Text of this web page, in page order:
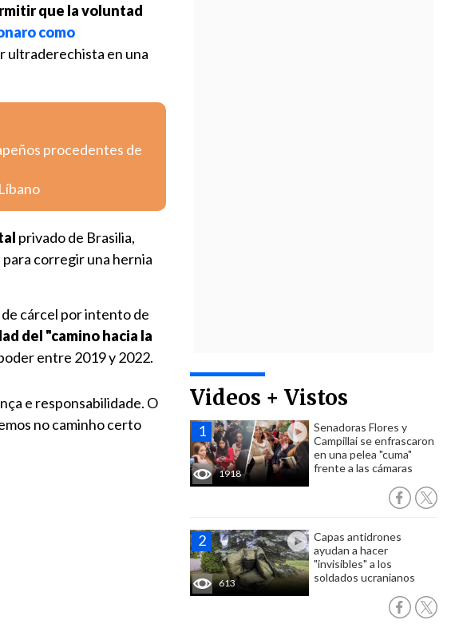
Videos + Vistos
1918
Senadoras Flores y
Campillai se enfrascaron
en una pelea "cuma"
frente a las cámaras
613
Capas antidrones
ayudan a hacer
"invisibles" a los
soldados ucranianos
que la voluntad
como
ultraderechista en una
procedentes de
privado de Brasilia,
corregir una hernia
cárcel por intento de
del "camino hacia la
entre 2019 y 2022.
e responsabilidade. O
no caminho certo